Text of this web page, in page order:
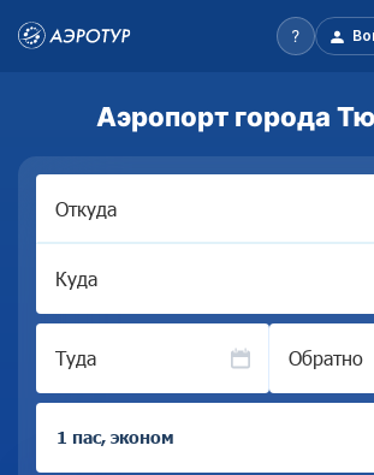
Аэропорт города
Откуда
Куда
Туда Обратно
1 пас, эконом